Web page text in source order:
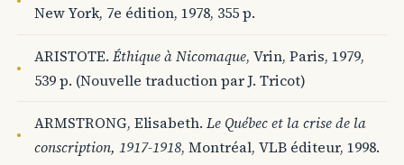
New York, 7e édition, 1978, 355 p.
ARISTOTE.Éthique à Nicomaque, Vrin, Paris, 1979,
539 p. (Nouvelle traduction par J. Tricot)
ARMSTRONG, Elisabeth.Le Québec et la crise de la
conscription, 1917-1918, Montréal, VLB éditeur, 1998.